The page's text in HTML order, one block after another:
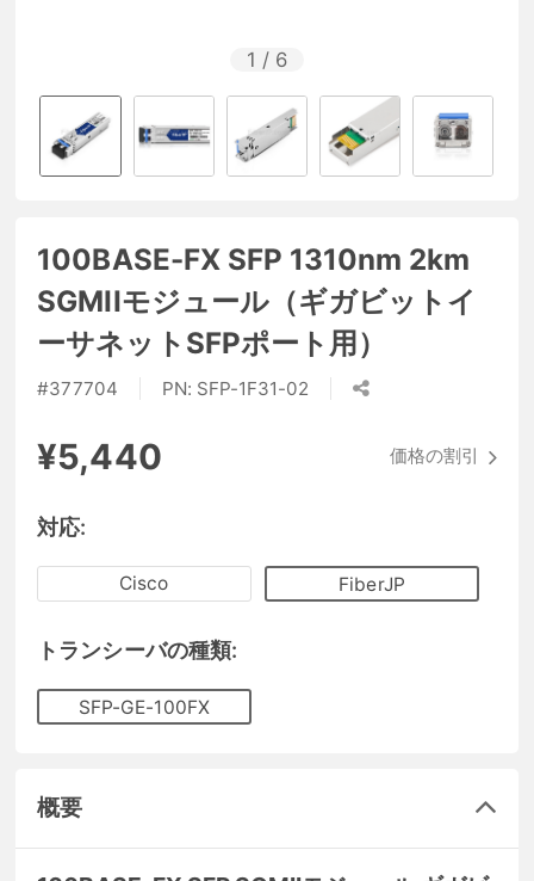
1 / 6
100BASE-FX SFP 1310nm 2km
SGMIIモジュール（ギガビットイ
ーサネットSFPポート用）
#377704 PN: SFP-1F31-02
¥5,440 価格の割引
対応:
Cisco FiberJP
トランシーバの種類:
SFP-GE-100FX
概要